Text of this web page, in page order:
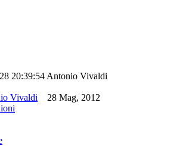
20:39:54 Antonio Vivaldi
Vivaldi 28 Mag, 2012